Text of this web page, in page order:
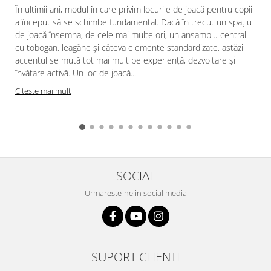
În ultimii ani, modul în care privim locurile de joacă pentru copii
a început să se schimbe fundamental. Dacă în trecut un spațiu
de joacă însemna, de cele mai multe ori, un ansamblu central
cu tobogan, leagăne și câteva elemente standardizate, astăzi
accentul se mută tot mai mult pe experiență, dezvoltare și
învățare activă. Un loc de joacă...
Citeste mai mult
SOCIAL
Urmareste-ne in social media
SUPORT CLIENTI